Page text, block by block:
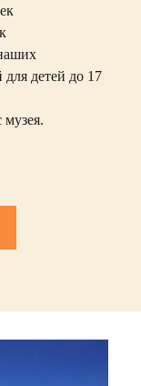
для детей до 17
музея.